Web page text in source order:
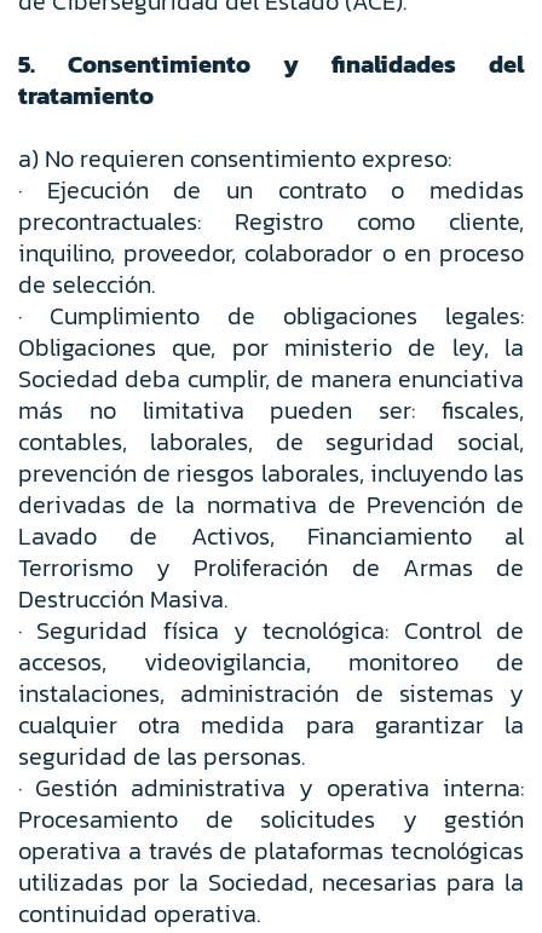
5. Consentimiento y finalidades del
tratamiento
a) No requieren consentimiento expreso:
· Ejecución de un contrato o medidas
precontractuales: Registro como cliente,
inquilino, proveedor, colaborador o en proceso
de selección.
· Cumplimiento de obligaciones legales:
Obligaciones que, por ministerio de ley, la
Sociedad deba cumplir, de manera enunciativa
más no limitativa pueden ser: fiscales,
contables, laborales, de seguridad social,
prevención de riesgos laborales, incluyendo las
derivadas de la normativa de Prevención de
Lavado de Activos, Financiamiento al
Terrorismo y Proliferación de Armas de
Destrucción Masiva.
· Seguridad física y tecnológica: Control de
accesos, videovigilancia, monitoreo de
instalaciones, administración de sistemas y
cualquier otra medida para garantizar la
seguridad de las personas.
· Gestión administrativa y operativa interna:
Procesamiento de solicitudes y gestión
operativa a través de plataformas tecnológicas
utilizadas por la Sociedad, necesarias para la
continuidad operativa.